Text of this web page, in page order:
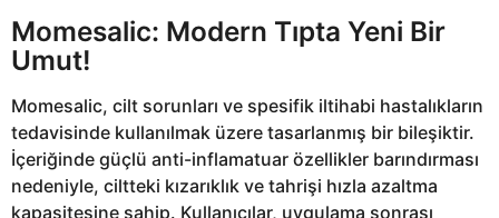
Momesalic: Modern Tıpta Yeni Bir
Umut!
Momesalic, cilt sorunları ve spesifik iltihabi hastalıkların
tedavisinde kullanılmak üzere tasarlanmış bir bileşiktir.
İçeriğinde güçlü anti-inflamatuar özellikler barındırması
nedeniyle, ciltteki kızarıklık ve tahrişi hızla azaltma
kapasitesine sahip. Kullanıcılar, uygulama sonrası